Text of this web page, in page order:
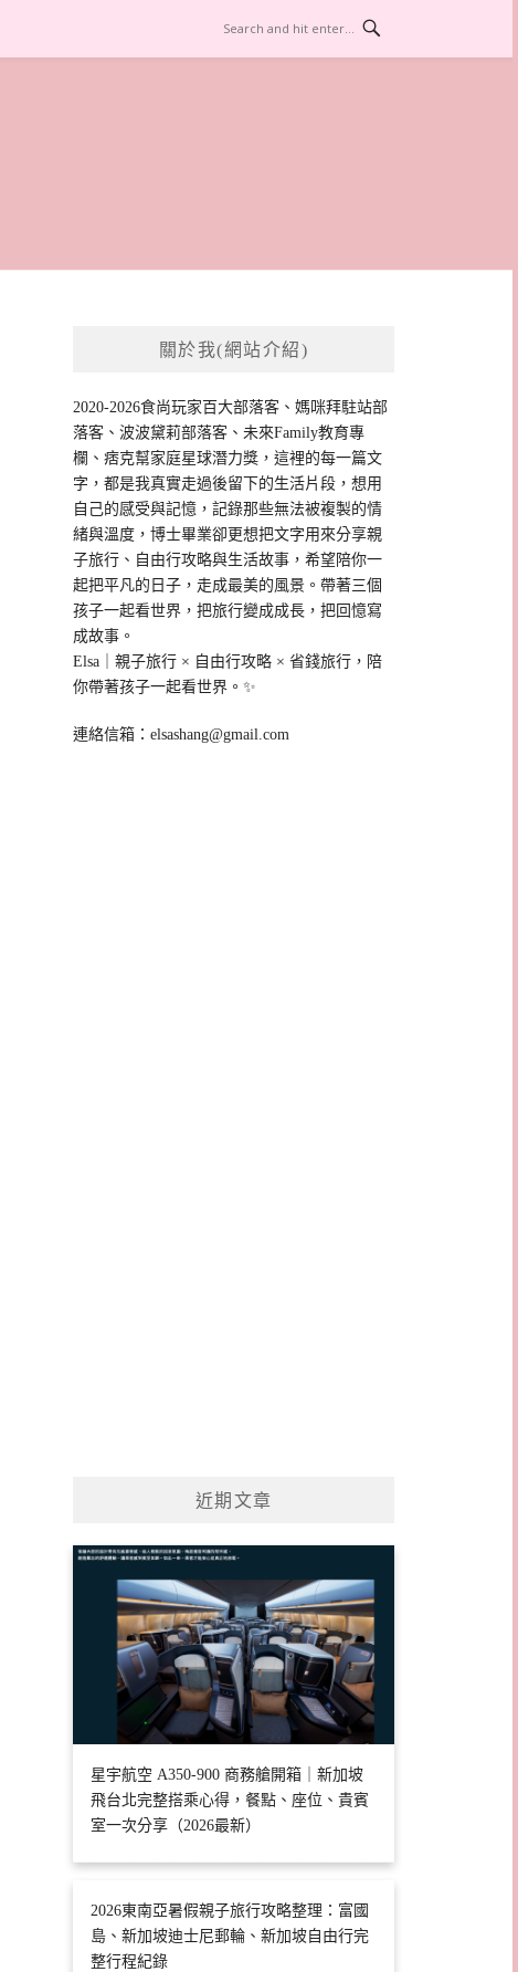
關於我(網站介紹)
2020-2026食尚玩家百大部落客、媽咪拜駐站部
落客、波波黛莉部落客、未來Family教育專
欄、痞克幫家庭星球潛力獎，這裡的每一篇文
字，都是我真實走過後留下的生活片段，想用
自己的感受與記憶，記錄那些無法被複製的情
緒與溫度，博士畢業卻更想把文字用來分享親
子旅行、自由行攻略與生活故事，希望陪你一
起把平凡的日子，走成最美的風景。帶著三個
孩子一起看世界，把旅行變成成長，把回憶寫
成故事。
Elsa｜親子旅行 × 自由行攻略 × 省錢旅行，陪
你帶著孩子一起看世界。✨
連絡信箱：elsashang@gmail.com
近期文章
星宇航空 A350-900 商務艙開箱｜新加坡
飛台北完整搭乘心得，餐點、座位、貴賓
室一次分享（2026最新）
2026東南亞暑假親子旅行攻略整理：富國
島、新加坡迪士尼郵輪、新加坡自由行完
整行程紀錄